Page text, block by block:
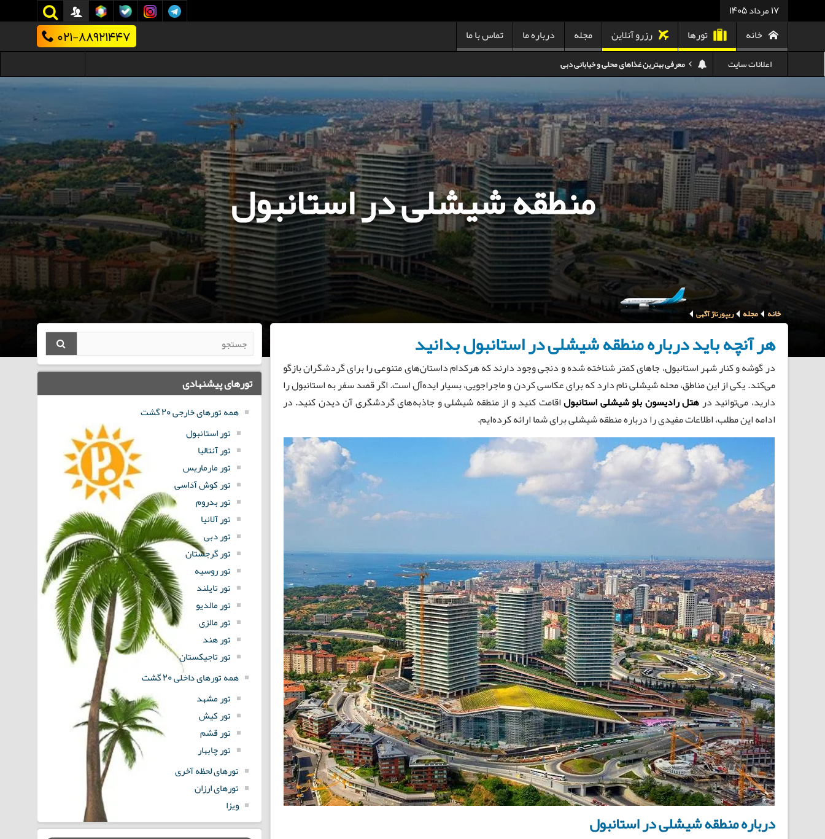
17 مرداد 1405
خانه تورها رزرو آنلاین مجله درباره ما تماس با ما 021-88921447
اعلانات سایت
هزینه سفر به تایلند
کدام هواپیمایی کدام ترمینال مهرآباد؟
استرداد بلیط هواپیما در شرایط جنگی
هزینه تفریحات استانبول ۲۰۲۵
سفر به ارمنستان | دیدنی‌ها و تجربیات جذاب
معرفی بهترین غذاهای محلی و خیابانی دبی
هزینه سفر به گرجستان
منطقه شیشلی در استانبول
خانه مجله ریپورتاژ آگهی
هر آنچه باید درباره منطقه شیشلی در استانبول بدانید
در گوشه و کنار شهر استانبول، جاهای کمتر شناخته شده و دنجی وجود دارند که هرکدام داستان‌های متنوعی را برای گردشگران بازگو
می‌کند. یکی از این مناطق، محله شیشلی نام دارد که برای عکاسی کردن و ماجراجویی، بسیار ایده‌آل است. اگر قصد سفر به استانبول را
دارید، می‌توانید درهتل رادیسون بلو شیشلی استانبولاقامت کنید و از منطقه شیشلی و جاذبه‌های گردشگری آن دیدن کنید. در
ادامه این مطلب، اطلاعات مفیدی را درباره منطقه شیشلی برای شما ارائه کرده‌ایم.
درباره منطقه شیشلی در استانبول
تورهای پیشنهادی
همه تورهای خارجی 20 گشت
تور استانبول
تور آنتالیا
تور مارماریس
تور کوش آداسی
تور بدروم
تور آلانیا
تور دبی
تور گرجستان
تور روسیه
تور تایلند
تور مالدیو
تور مالزی
تور هند
تور تاجیکستان
همه تورهای داخلی 20 گشت
تور مشهد
تور کیش
تور قشم
تور چابهار
تورهای لحظه آخری
تورهای ارزان
ویزا